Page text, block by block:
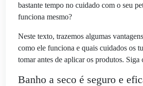
bastante tempo no cuidado com o seu
funciona mesmo?
Neste texto, trazemos algumas
como ele funciona e quais cuidados os
tomar antes de aplicar os produtos. Siga
Banho a seco é seguro e